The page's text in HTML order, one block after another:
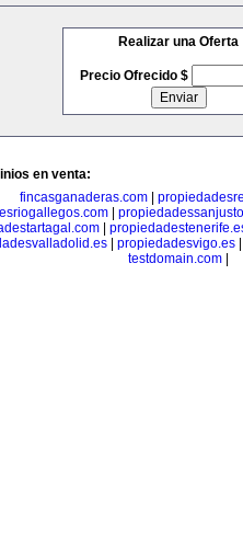
Realizar una Oferta
Precio Ofrecido $
en venta:
fincasganaderas.com|
|
|
propiedadesvigo.es
testdomain.com